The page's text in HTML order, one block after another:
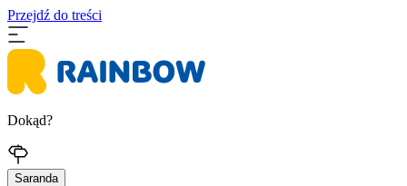
Przejdź do treści
Dokąd?
Saranda